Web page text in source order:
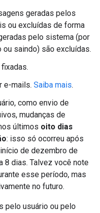
geradas pelos
ou excluídas de forma
pelo sistema (por
saindo) são excluídas.
e-mails. Saiba mais.
como envio de
mudanças de
últimos oito dias
: isso só ocorreu após
de dezembro de
8 dias. Talvez você note
esse período, mas
no futuro.
pelo usuário ou pelo